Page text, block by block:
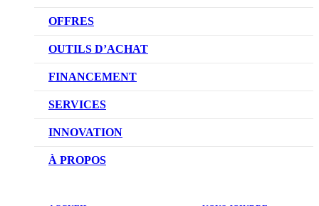
VÉHICULES D’OCCASION
OFFRES
OFFRES DU CONCESSIONNAIRE
OUTILS D’ACHAT
CONFIGUREZ VOTRE VÉHICULE
RÉSERVEZ UN ESSAI ROUTIER
DEMANDEZ UN PRIX
FINANCEMENT
NOTRE DIFFÉRENCE
DEMANDE DE CRÉDIT AUTO
SERVICES
NOTRE PROMESSE
PRENDRE UN RENDEZ-VOUS
INNOVATION
TECHNOLOGIE SKYACTIV
À PROPOS